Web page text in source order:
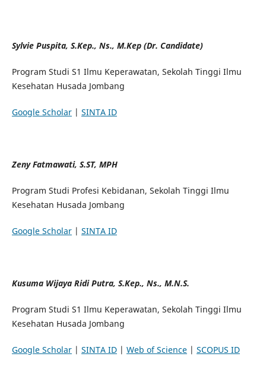
Sylvie Puspita, S.Kep., Ns., M.Kep (Dr. Candidate)
Program Studi S1 Ilmu Keperawatan, Sekolah Tinggi Ilmu
Kesehatan Husada Jombang
Google Scholar| SINTA ID
Zeny Fatmawati, S.ST, MPH
Program Studi Profesi Kebidanan, Sekolah Tinggi Ilmu
Kesehatan Husada Jombang
Google Scholar| SINTA ID
Kusuma Wijaya Ridi Putra, S.Kep., Ns., M.N.S.
Program Studi S1 Ilmu Keperawatan, Sekolah Tinggi Ilmu
Kesehatan Husada Jombang
Google Scholar| SINTA ID| Web of Science| SCOPUS ID